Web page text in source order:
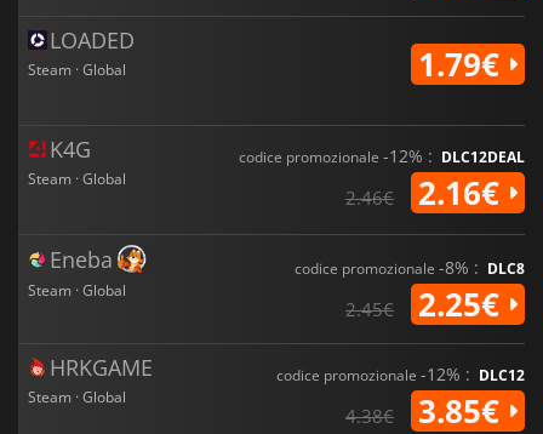
LOADED
Steam · Global 1.79€
K4G
Steam · Global
codice promozionale -12% : DLC12DEAL
2.46€ 2.16€
Eneba
Steam · Global
codice promozionale -8% : DLC8
2.45€ 2.25€
HRKGAME
Steam · Global
codice promozionale -12% : DLC12
4.38€ 3.85€